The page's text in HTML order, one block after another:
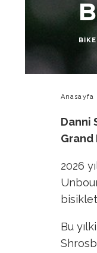
Anasayfa
Danni
Grand
2026
Bu